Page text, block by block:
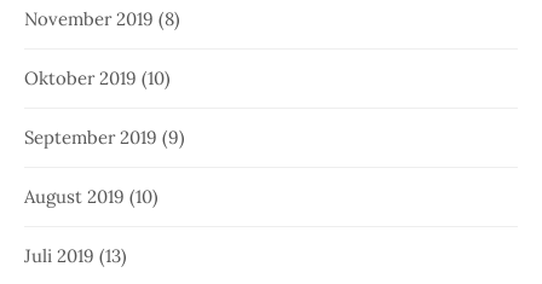
November 2019 (8)
Oktober 2019 (10)
September 2019 (9)
August 2019 (10)
Juli 2019 (13)